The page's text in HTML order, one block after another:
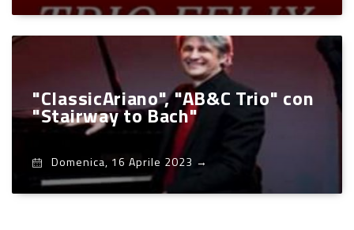
"ClassicAriano", "AB&C Trio" con
"Stairway to Bach"
Domenica, 16 Aprile 2023 →